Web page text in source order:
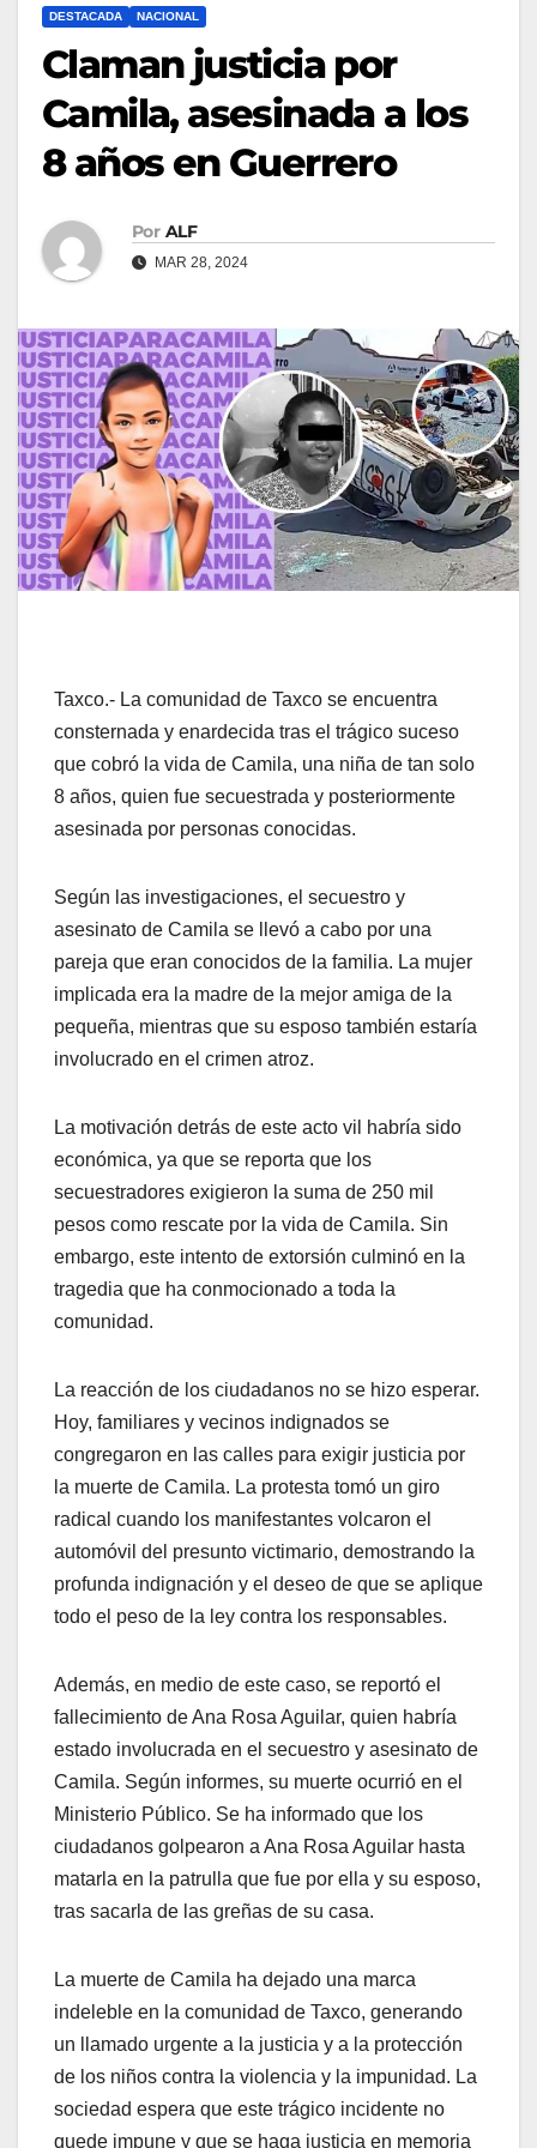
DESTACADA NACIONAL
Claman justicia por
Camila, asesinada a los
8 años en Guerrero
Por ALF
MAR 28, 2024
Taxco.- La comunidad de Taxco se encuentra
consternada y enardecida tras el trágico suceso
que cobró la vida de Camila, una niña de tan solo
8 años, quien fue secuestrada y posteriormente
asesinada por personas conocidas.
Según las investigaciones, el secuestro y
asesinato de Camila se llevó a cabo por una
pareja que eran conocidos de la familia. La mujer
implicada era la madre de la mejor amiga de la
pequeña, mientras que su esposo también estaría
involucrado en el crimen atroz.
La motivación detrás de este acto vil habría sido
económica, ya que se reporta que los
secuestradores exigieron la suma de 250 mil
pesos como rescate por la vida de Camila. Sin
embargo, este intento de extorsión culminó en la
tragedia que ha conmocionado a toda la
comunidad.
La reacción de los ciudadanos no se hizo esperar.
Hoy, familiares y vecinos indignados se
congregaron en las calles para exigir justicia por
la muerte de Camila. La protesta tomó un giro
radical cuando los manifestantes volcaron el
automóvil del presunto victimario, demostrando la
profunda indignación y el deseo de que se aplique
todo el peso de la ley contra los responsables.
Además, en medio de este caso, se reportó el
fallecimiento de Ana Rosa Aguilar, quien habría
estado involucrada en el secuestro y asesinato de
Camila. Según informes, su muerte ocurrió en el
Ministerio Público. Se ha informado que los
ciudadanos golpearon a Ana Rosa Aguilar hasta
matarla en la patrulla que fue por ella y su esposo,
tras sacarla de las greñas de su casa.
La muerte de Camila ha dejado una marca
indeleble en la comunidad de Taxco, generando
un llamado urgente a la justicia y a la protección
de los niños contra la violencia y la impunidad. La
sociedad espera que este trágico incidente no
quede impune y que se haga justicia en memoria